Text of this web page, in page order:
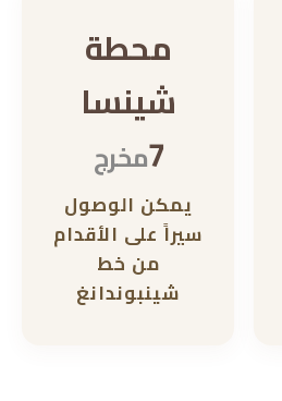
محطة
شينسا
7مخرج
يمكن الوصول
سيراً على الأقدام
من خط
شينبوندانغ